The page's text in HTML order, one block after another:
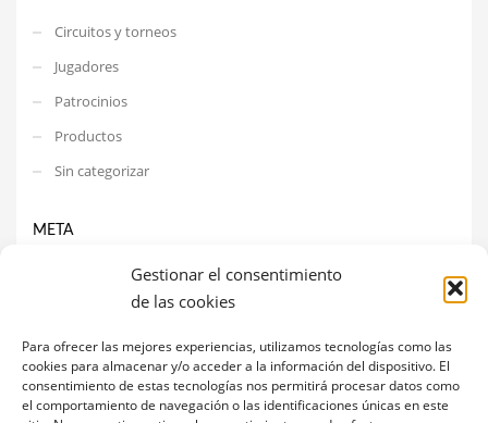
Gestionar el consentimiento
de las cookies
Para ofrecer las mejores experiencias, utilizamos tecnologías como las
cookies para almacenar y/o acceder a la información del dispositivo. El
consentimiento de estas tecnologías nos permitirá procesar datos como
el comportamiento de navegación o las identificaciones únicas en este
Circuitos y torneos
Jugadores
Patrocinios
Productos
Sin categorizar
META
Feed de comentarios
WordPress.org